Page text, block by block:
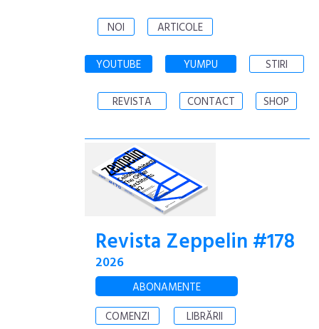
NOI ARTICOLE
YOUTUBE YUMPU STIRI
REVISTA CONTACT SHOP
Revista Zeppelin #178
2026
ABONAMENTE
COMENZI
LIBRĂRII